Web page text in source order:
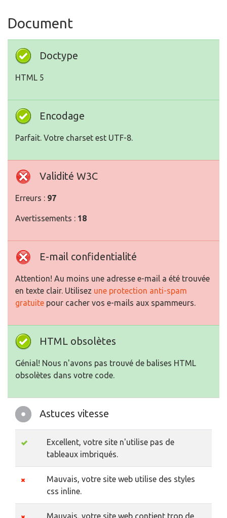
Document
Doctype
HTML 5
Encodage
Parfait. Votre charset est UTF-8.
Validité W3C
Erreurs : 97
Avertissements : 18
E-mail confidentialité
Attention! Au moins une adresse e-mail a été trouvée
en texte clair. Utilisez une protection anti-spam
gratuite pour cacher vos e-mails aux spammeurs.
HTML obsolètes
Génial! Nous n'avons pas trouvé de balises HTML
obsolètes dans votre code.
Astuces vitesse
Excellent, votre site n'utilise pas de
tableaux imbriqués.
Mauvais, votre site web utilise des styles
css inline.
Mauvais, votre site web contient trop de